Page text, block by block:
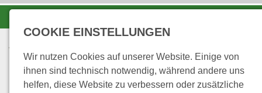
COOKIE EINSTELLUNGEN
Wir nutzen Cookies auf unserer Website. Einige von
ihnen sind technisch notwendig, während andere uns
helfen, diese Website zu verbessern oder zusätzliche